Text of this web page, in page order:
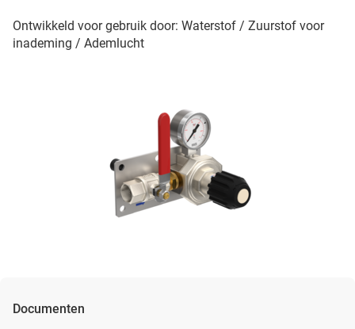
Ontwikkeld voor gebruik door: Waterstof / Zuurstof voor
inademing / Ademlucht
Documenten